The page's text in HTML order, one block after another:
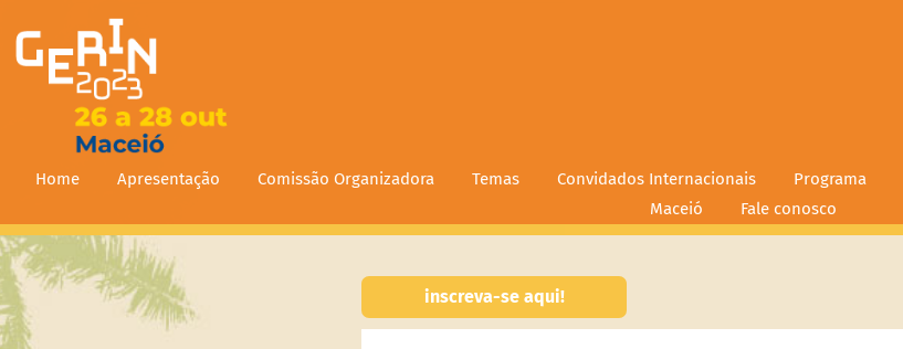
Home Apresentação Comissão Organizadora Temas Convidados Internacionais Programa
Maceió
Fale conosco
inscreva-se aqui!